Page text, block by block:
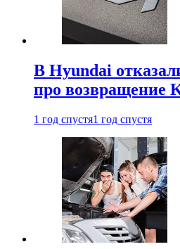
В Hyundai
про возвращение
1 год спустя1 год спустя